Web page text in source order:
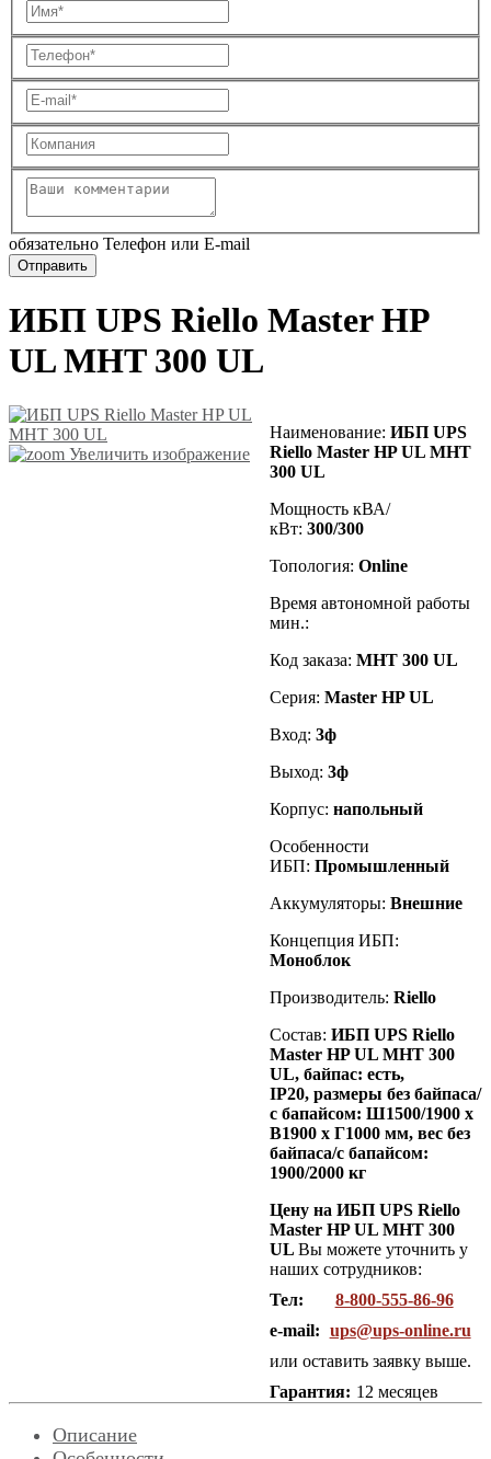
обязательно Телефон или E-mail
ИБП UPS Riello Master HP
UL MHT 300 UL
Увеличить изображение
Наименование: ИБП UPS
Riello Master HP UL MHT
300 UL
Мощность кВА/
кВт: 300/300
Топология: Online
Время автономной работы
мин.:
Код заказа: MHT 300 UL
Серия: Master HP UL
Вход: 3ф
Выход: 3ф
Корпус: напольный
Особенности
ИБП: Промышленный
Аккумуляторы: Внешние
Концепция ИБП:
Моноблок
Производитель: Riello
Состав: ИБП UPS Riello
Master HP UL MHT 300
UL, байпас: есть,
IP20,размеры без байпаса/
с бапайсом: Ш1500/1900 х
В1900 х Г1000 мм, вес без
байпаса/с бапайсом:
1900/2000 кг
Цену на ИБП UPS Riello
Master HP UL MHT 300
UL Вы можете уточнить у
наших сотрудников:
Тел:
8-800-555-86-96
e-mail: ups@ups-online.ru
или оставить заявку выше.
Гарантия: 12 месяцев
Описание